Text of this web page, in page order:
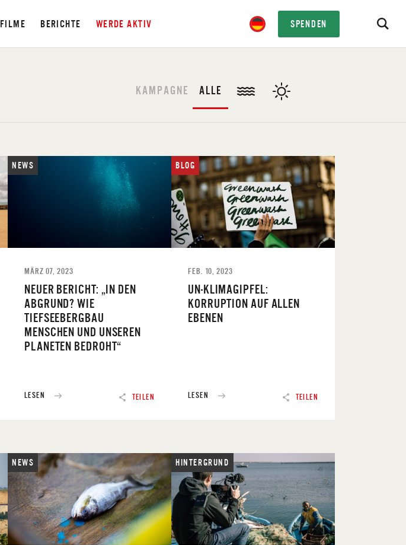
FILME BERICHTE WERDE AKTIV SPENDEN
KAMPAGNE ALLE
TEILEN
NEWS
MÄRZ 07, 2023
NEUER BERICHT: „IN DEN
ABGRUND? WIE
TIEFSEEBERGBAU
MENSCHEN UND UNSEREN
PLANETEN BEDROHT“
LESEN TEILEN
BLOG
FEB. 10, 2023
UN-KLIMAGIPFEL:
KORRUPTION AUF ALLEN
EBENEN
LESEN
NEWS HINTERGRUND